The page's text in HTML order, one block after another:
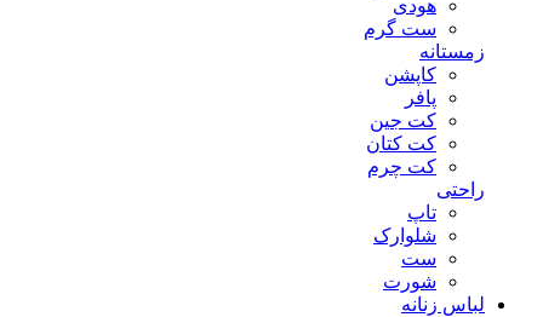
هودی
ست گرم
زمستانه
کاپشن
پافر
کت جین
کت کتان
کت چرم
راحتی
تاپ
شلوارک
ست
شورت
لباس زنانه